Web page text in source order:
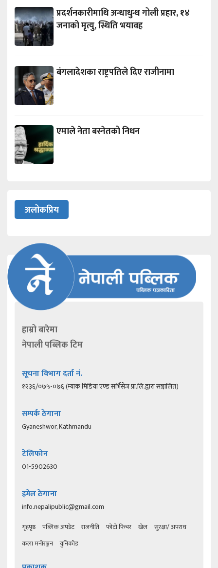
प्रदर्शनकारीमाथि अन्धाधुन्ध गोली प्रहार, १४
जनाको मृत्यु, स्थिति भयावह
बंगलादेशका राष्ट्रपतिले दिए राजीनामा
एमाले नेता बस्नेतको निधन
अलोकप्रिय
हाम्रो बारेमा
नेपाली पब्लिक टिम
सूचना विभाग दर्ता नं.
१२३६/०७५-०७६ (म्याक मिडिया एण्ड सर्भिसेज प्रा.लि.द्वारा सञ्चालित)
सम्पर्क ठेगाना
Gyaneshwor, Kathmandu
टेलिफोन
01-5902630
इमेल ठेगाना
info.nepalipublic@gmail.com
गृहपृष्ठ पब्लिक अपडेट राजनीति फोटो फिचर खेल
सुरक्षा/ अपराध
कला मनोरञ्जन
युनिकोड